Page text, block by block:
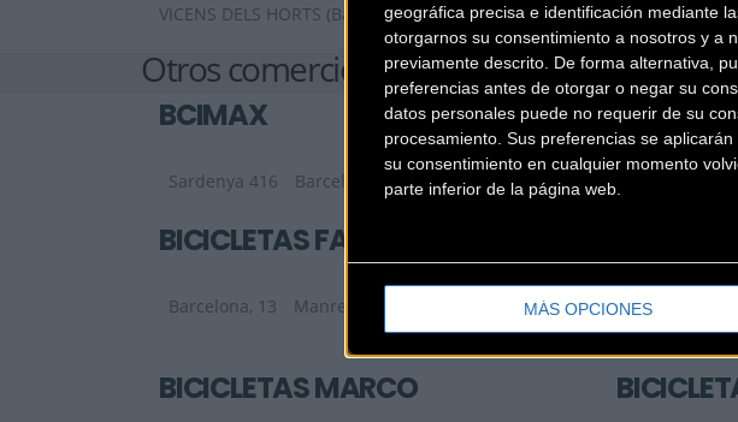
geográfica precisa e identificación mediante
otorgarnos su consentimiento a nosotros y a
previamente descrito. De forma alternativa,
preferencias antes de otorgar o negar su
datos personales puede no requerir de su
procesamiento. Sus preferencias se
su consentimiento en cualquier momento
parte inferior de la página web.
MÁS OPCIONES
VICENS DELS HORTS (Barcelona)
Otros comercios
BCIMAX
Sardenya 416 Barcelona (Barcelona)
BICI
BICICLETAS FASOL
Barcelona, 13 Manresa (Barcelona) Carrer de
(Barcelona)
BICICLETAS MARCO